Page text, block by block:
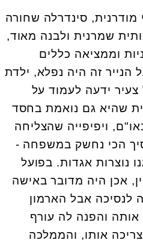
מודרנית, סינדרלה שחורה
שמרנית ולבנה מאוד,
וממציאה כללים
זה היה נפלא, ילדת
ידעה לעמוד על
שהיא גם נואמת בחסד
ויפיפייה שהצליחה
הכי נחשק במשפחה -
נוצרות אגדות. בפועל
אכן היה מדובר באישה
אבל הארמון
והפנה לה עורף
אותו, והממלכה